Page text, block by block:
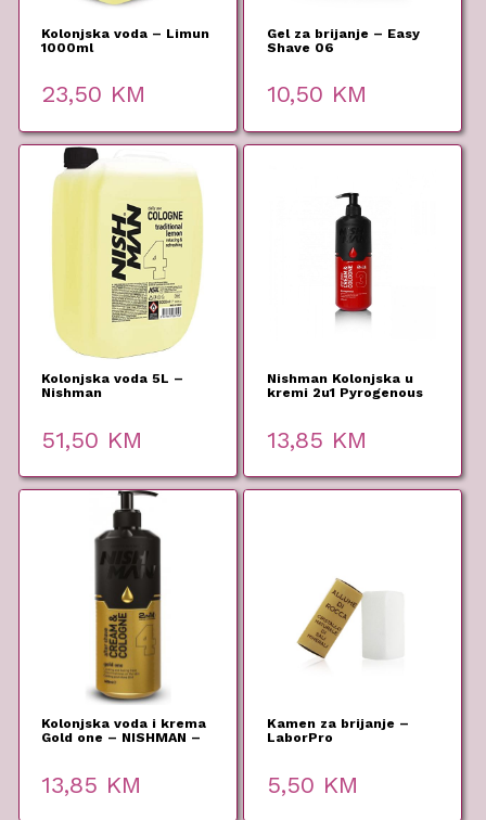
Kolonjska voda – Limun
1000ml
23,50 KM
Gel za brijanje – Easy
Shave 06
10,50 KM
Kolonjska voda 5L –
Nishman
51,50 KM
Nishman Kolonjska u
kremi 2u1 Pyrogenous
13,85 KM
Kolonjska voda i krema
Gold one – NISHMAN –
13,85 KM
Kamen za brijanje –
LaborPro
5,50 KM